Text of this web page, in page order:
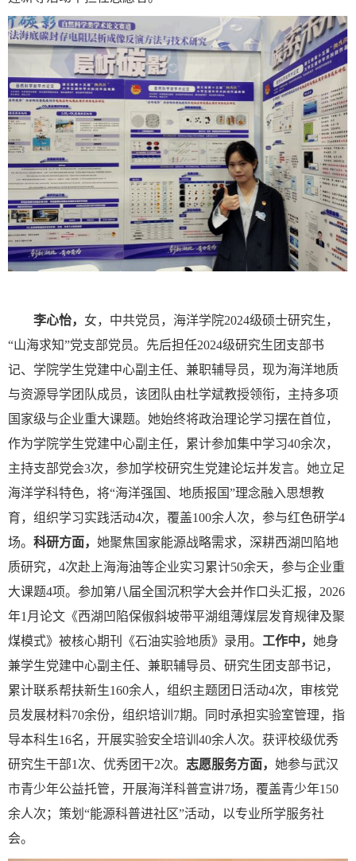
李心怡， 女，中共党员，海洋学院2024级硕士研究生，
“山海求知”党支部党员。先后担任2024级研究生团支部书
记、学院学生党建中心副主任、兼职辅导员，现为海洋地质
与资源导学团队成员，该团队由杜学斌教授领衔，主持多项
国家级与企业重大课题。她始终将政治理论学习摆在首位，
作为学院学生党建中心副主任，累计参加集中学习40余次，
主持支部党会3次，参加学校研究生党建论坛并发言。她立足
海洋学科特色，将“海洋强国、地质报国”理念融入思想教
育，组织学习实践活动4次，覆盖100余人次，参与红色研学4
场。 科研方面， 她聚焦国家能源战略需求，深耕西湖凹陷地
质研究， 4次赴上海海油等企业实习累计50余天，参与企业重
大课题4项。参加第八届全国沉积学大会并作口头汇报，2026
年1月论文《西湖凹陷保俶斜坡带平湖组薄煤层发育规律及聚
煤模式》被核心期刊《石油实验地质》录用。 工作中， 她身
兼学生党建中心副主任、兼职辅导员、研究生团支部书记，
累计联系帮扶新生160余人，组织主题团日活动4次，审核党
员发展材料70余份，组织培训7期。同时承担实验室管理，指
导本科生16名，开展实验安全培训40余人次。获评校级优秀
研究生干部1次、优秀团干2次。 志愿服务方面， 她参与武汉
市青少年公益托管，开展海洋科普宣讲7场，覆盖青少年150
余人次；策划 “能源科普进社区”活动，以专业所学服务社
会。